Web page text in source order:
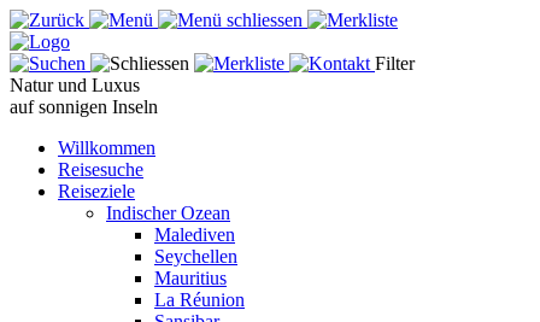
Filter
Natur und Luxus
auf sonnigen Inseln
Willkommen
Reisesuche
Reiseziele
Indischer Ozean
Malediven
Seychellen
Mauritius
La Réunion